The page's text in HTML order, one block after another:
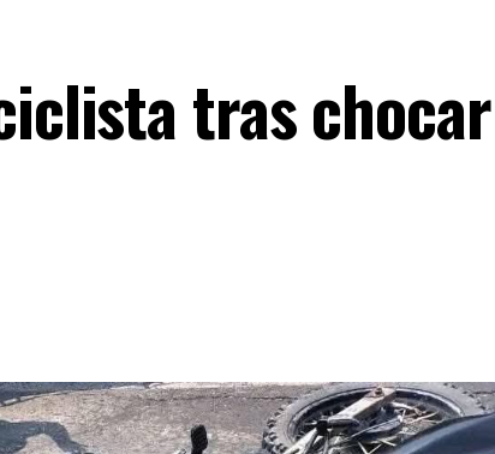
tras chocar